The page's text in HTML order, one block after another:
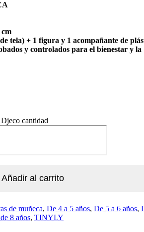
cm
tela) + 1 figura y 1 acompañante de
y controlados para el bienestar y la
cantidad
Añadir al carrito
de muñeca, De 4 a 5 años, De 5 a 6 años,
8 años, TINYLY